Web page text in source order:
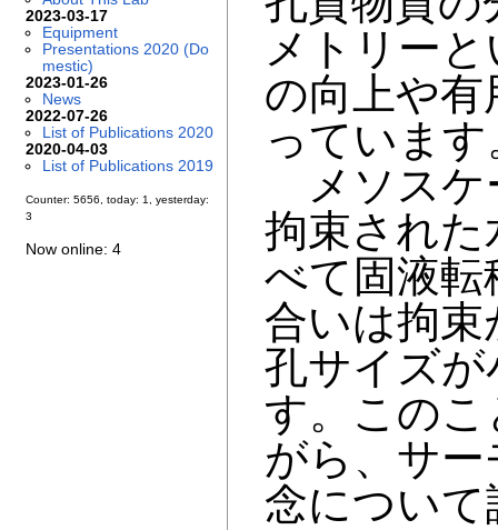
2023-03-17
Equipment
Presentations 2020 (Do
mestic)
2023-01-26
News
2022-07-26
List of Publications 2020
2020-04-03
List of Publications 2019
Counter: 5656, today: 1, yesterday:
3
Now online: 4
メトリー
の向上や
っています
メソスケ
拘束され
べて固液転
合いは拘
孔サイズ
す。この
がら、サ
念につい